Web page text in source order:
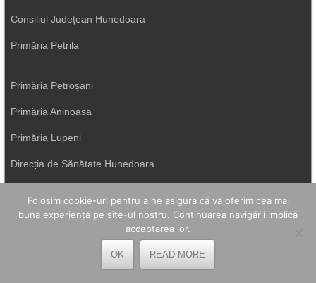
Consiliul Județean Hunedoara
Primăria Petrila
Primăria Petroșani
Primăria Aninoasa
Primăria Lupeni
Direcția de Sănătate Hunedoara
ISU Hunedoara
Folosim cookie-uri pentru a ne asigura că vă oferim cea mai
bună experiență pe site-ul nostru. Continuarea navigării implică
acceptarea lor.
OK READ MORE